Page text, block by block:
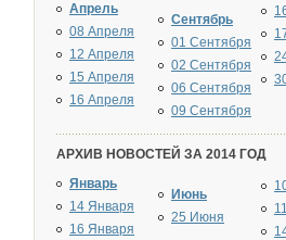
Апрель
08 Апреля
12 Апреля
15 Апреля
16 Апреля
Сентябрь
01 Сентября
02 Сентября
06 Сентября
09 Сентября
АРХИВ НОВОСТЕЙ ЗА 2014 ГОД
Январь
14 Января
16 Января
Июнь
25 Июня